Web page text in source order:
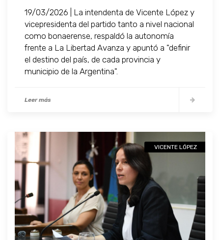
19/03/2026 | La intendenta de Vicente López y
vicepresidenta del partido tanto a nivel nacional
como bonaerense, respaldó la autonomía
frente a La Libertad Avanza y apuntó a "definir
el destino del país, de cada provincia y
municipio de la Argentina".
Leer más
VICENTE LÓPEZ